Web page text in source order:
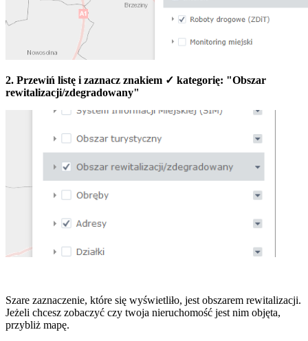
2. Przewiń listę i zaznacz znakiem ✓ kategorię: "Obszar
rewitalizacji/zdegradowany"
Szare zaznaczenie, które się wyświetliło, jest obszarem rewitalizacji.
Jeżeli chcesz zobaczyć czy twoja nieruchomość jest nim objęta,
przybliż mapę.